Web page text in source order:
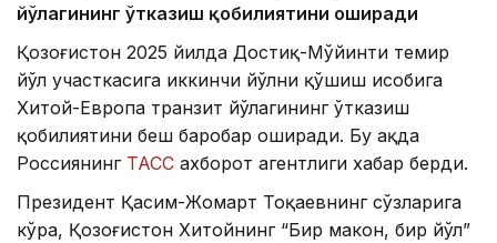
йўлагининг ўтказиш қобилиятини оширади
Қозоғистон 2025 йилда Достиқ-Мўйинти темир
йўл участкасига иккинчи йўлни қўшиш ҳисобига
Хитой-Европа транзит йўлагининг ўтказиш
қобилиятини беш баробар оширади. Бу ҳақда
Россиянинг ТАСС ахборот агентлиги хабар берди.
Президент Қасим-Жомарт Тоқаевнинг сўзларига
кўра, Қозоғистон Хитойнинг “Бир макон, бир йўл”